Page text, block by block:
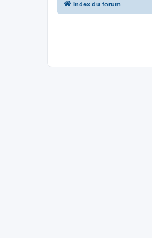
Index du forum